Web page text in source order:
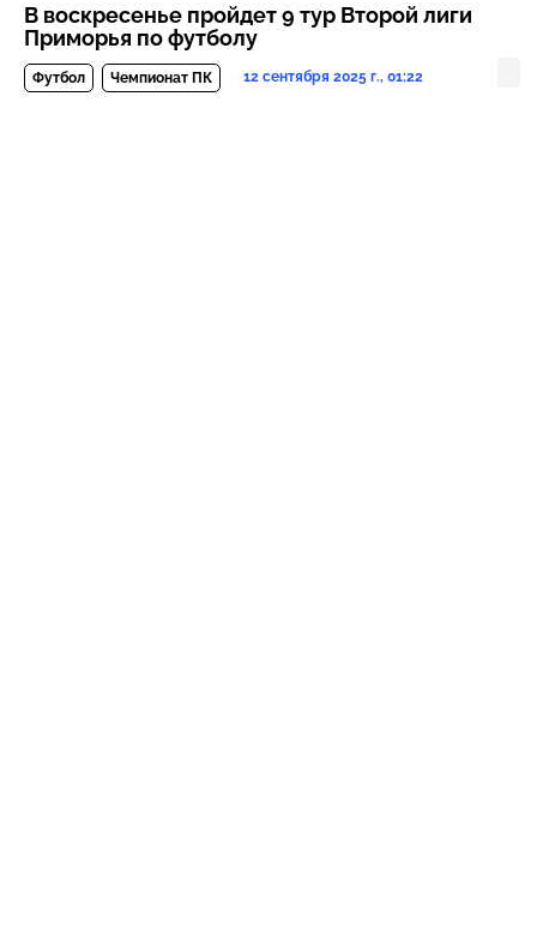
В воскресенье пройдет 9 тур Второй лиги
Приморья по футболу
Футбол Чемпионат ПК 12 сентября 2025 г., 01:22